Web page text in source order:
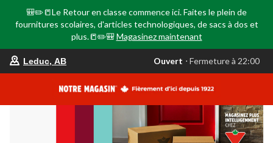
🎒✏️📒Le Retour en classe commence ici. Faites le plein de
fournitures scolaires, d'articles technologiques, de sacs à dos et
plus.📒✏️🎒 Magasinez maintenant
votre
est
AB,
Ouvert,
Fermeture
Leduc, AB Ouvert ⋅ Fermeture à 22:00